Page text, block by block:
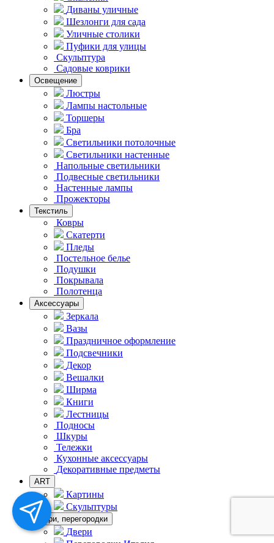
Диваны уличные
Шезлонги для сада
Уличные столики
Пуфики для улицы
Скульптура
Садовые коврики
Освещение
Люстры
Лампы настольные
Торшеры
Бра
Светильники потолочные
Светильники настенные
Напольные светильники
Подвесные светильники
Hастенные лампы
Прожекторы
Текстиль
Ковры
Скатерти
Пледы
Постельное белье
Подушки
Покрывала
Полотенца
Аксессуары
Зеркала
Вазы
Праздничное оформление
Подсвечники
Декор
Вешалки
Ширма
Книги
Лестницы
Подносы
Шкуры
Тележки
Кухонные аксессуары
Декоративные предметы
ART
Картины
Скульптуры
Двери, перегородки
Двери